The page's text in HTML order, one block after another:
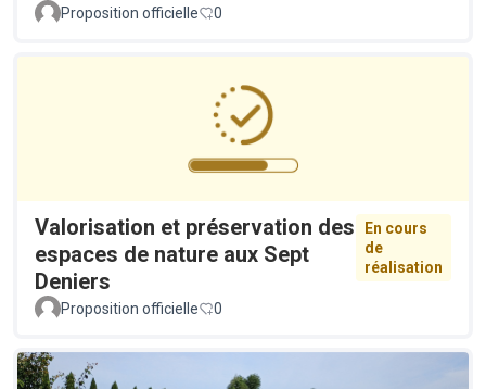
Proposition officielle
0
Valorisation et préservation des
espaces de nature aux Sept
Deniers
En cours
de
réalisation
Proposition officielle 0